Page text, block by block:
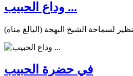
وداع الحبيب ...
لسماحة الشيخ البهجة (البالغ مناه)
في حضرة الحبيب